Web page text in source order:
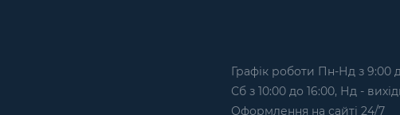
Графік роботи Пн-Нд з 9:00
Сб з 10:00 до 16:00, Нд -
Оформлення на сайтi 24/7